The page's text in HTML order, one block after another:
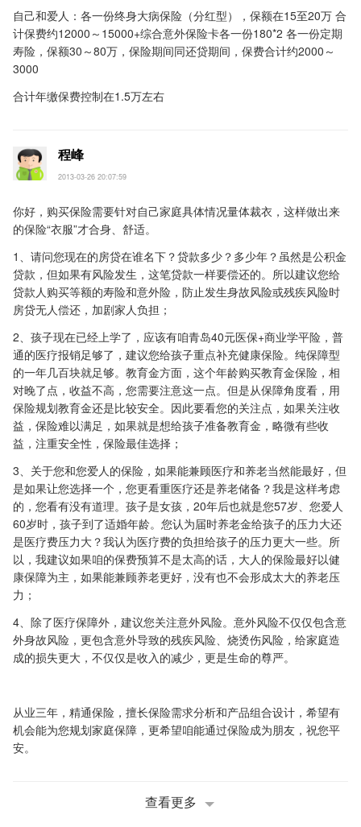
自己和爱人：各一份终身大病保险（分红型），保额在15至20万 合
计保费约12000～15000+综合意外保险卡各一份180*2 各一份定期
寿险，保额30～80万，保险期间同还贷期间，保费合计约2000～
3000
合计年缴保费控制在1.5万左右
程峰
2013-03-26 20:07:59
你好，购买保险需要针对自己家庭具体情况量体裁衣，这样做出来
的保险“衣服”才合身、舒适。
1、请问您现在的房贷在谁名下？贷款多少？多少年？虽然是公积金
贷款，但如果有风险发生，这笔贷款一样要偿还的。所以建议您给
贷款人购买等额的寿险和意外险，防止发生身故风险或残疾风险时
房贷无人偿还，加剧家人负担；
2、孩子现在已经上学了，应该有咱青岛40元医保+商业学平险，普
通的医疗报销足够了，建议您给孩子重点补充健康保险。纯保障型
的一年几百块就足够。教育金方面，这个年龄购买教育金保险，相
对晚了点，收益不高，您需要注意这一点。但是从保障角度看，用
保险规划教育金还是比较安全。因此要看您的关注点，如果关注收
益，保险难以满足，如果就是想给孩子准备教育金，略微有些收
益，注重安全性，保险最佳选择；
3、关于您和您爱人的保险，如果能兼顾医疗和养老当然能最好，但
是如果让您选择一个，您更看重医疗还是养老储备？我是这样考虑
的，您看有没有道理。孩子是女孩，20年后也就是您57岁、您爱人
60岁时，孩子到了适婚年龄。您认为届时养老金给孩子的压力大还
是医疗费压力大？我认为医疗费的负担给孩子的压力更大一些。所
以，我建议如果咱的保费预算不是太高的话，大人的保险最好以健
康保障为主，如果能兼顾养老更好，没有也不会形成太大的养老压
力；
4、除了医疗保障外，建议您关注意外风险。意外风险不仅仅包含意
外身故风险，更包含意外导致的残疾风险、烧烫伤风险，给家庭造
成的损失更大，不仅仅是收入的减少，更是生命的尊严。
从业三年，精通保险，擅长保险需求分析和产品组合设计，希望有
机会能为您规划家庭保障，更希望咱能通过保险成为朋友，祝您平
安。
查看更多